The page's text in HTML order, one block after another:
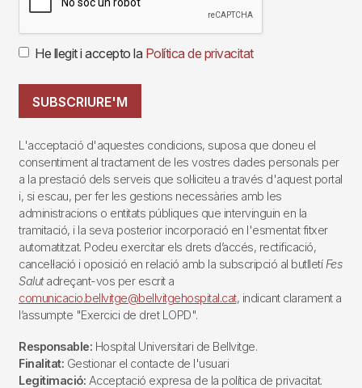
He llegit i accepto la Política de privacitat
SUBSCRIURE'M
L'acceptació d'aquestes condicions, suposa que doneu el
consentiment al tractament de les vostres dades personals per
a la prestació dels serveis que sol·liciteu a través d'aquest portal
i, si escau, per fer les gestions necessàries amb les
administracions o entitats públiques que intervinguin en la
tramitació, i la seva posterior incorporació en l'esmentat fitxer
automatitzat. Podeu exercitar els drets d’accés, rectificació,
cancel·lació i oposició en relació amb la subscripció al butlletí Fes
Salutadreçant-vos per escrit a
comunicacio.bellvitge@bellvitgehospital.cat, indicant clarament a
l’assumpte "Exercici de dret LOPD".
Responsable: Hospital Universitari de Bellvitge.
Finalitat: Gestionar el contacte de l'usuari
Legitimació: Acceptació expresa de la política de privacitat.